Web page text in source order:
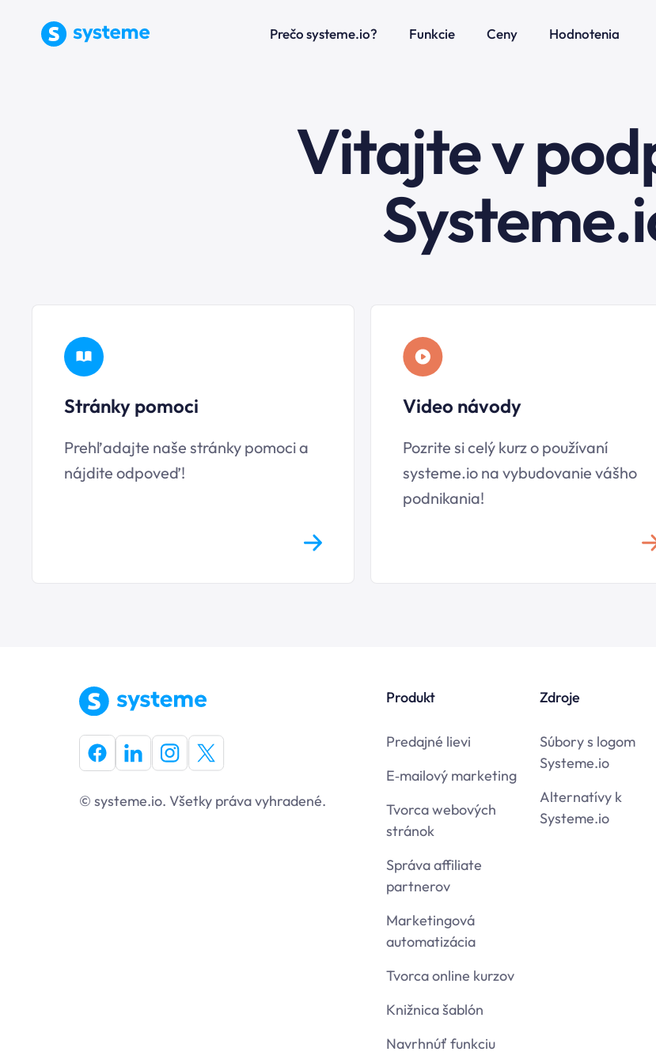
Prečo systeme.io? Funkcie Ceny Hodnotenia
Vitajte v
Stránky pomoci
Prehľadajte naše stránky pomoci a
nájdite odpoveď!
Video návody
Pozrite si celý kurz o používaní
systeme.io na vybudovanie vášho
podnikania!
© systeme.io. Všetky práva vyhradené.
Produkt
Predajné lievi
E‑mailový marketing
Tvorca webových
stránok
Správa affiliate
partnerov
Marketingová
automatizácia
Tvorca online kurzov
Knižnica šablón
Navrhnúť funkciu
Zdroje
Súbory s logom
Systeme.io
Alternatívy k
Systeme.io